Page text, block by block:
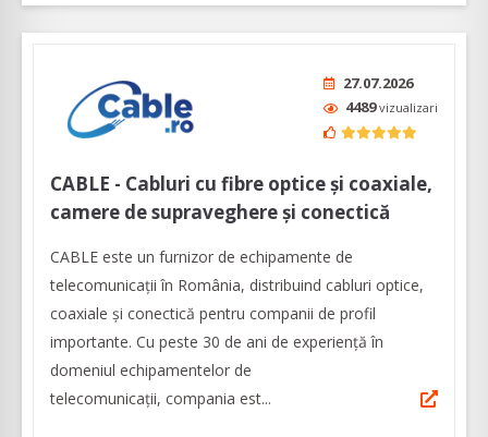
27.07.2026
4489vizualizari
CABLE - Cabluri cu fibre optice şi coaxiale,
camere de supraveghere și conectică
CABLE este un furnizor de echipamente de
telecomunicații în România, distribuind cabluri optice,
coaxiale şi conectică pentru companii de profil
importante. Cu peste 30 de ani de experiență în
domeniul echipamentelor de
telecomunicaţii, compania est...